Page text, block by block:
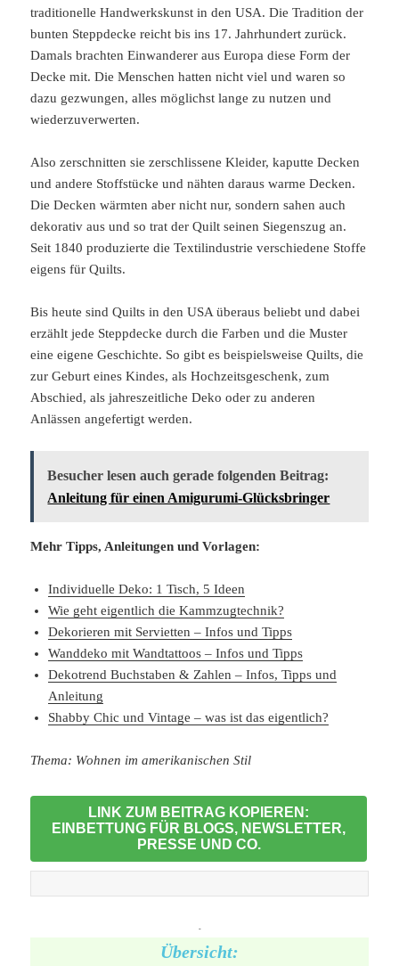
traditionelle Handwerkskunst in den USA. Die Tradition der
bunten Steppdecke reicht bis ins 17. Jahrhundert zurück.
Damals brachten Einwanderer aus Europa diese Form der
Decke mit. Die Menschen hatten nicht viel und waren so
dazu gezwungen, alles möglichst lange zu nutzen und
wiederzuverwerten.
Also zerschnitten sie zerschlissene Kleider, kaputte Decken
und andere Stoffstücke und nähten daraus warme Decken.
Die Decken wärmten aber nicht nur, sondern sahen auch
dekorativ aus und so trat der Quilt seinen Siegenszug an.
Seit 1840 produzierte die Textilindustrie verschiedene Stoffe
eigens für Quilts.
Bis heute sind Quilts in den USA überaus beliebt und dabei
erzählt jede Steppdecke durch die Farben und die Muster
eine eigene Geschichte. So gibt es beispielsweise Quilts, die
zur Geburt eines Kindes, als Hochzeitsgeschenk, zum
Abschied, als jahreszeitliche Deko oder zu anderen
Anlässen angefertigt werden.
Besucher lesen auch gerade folgenden Beitrag:
Anleitung für einen Amigurumi-Glücksbringer
Mehr Tipps, Anleitungen und Vorlagen:
Individuelle Deko: 1 Tisch, 5 Ideen
Wie geht eigentlich die Kammzugtechnik?
Dekorieren mit Servietten – Infos und Tipps
Wanddeko mit Wandtattoos – Infos und Tipps
Dekotrend Buchstaben & Zahlen – Infos, Tipps und
Anleitung
Shabby Chic und Vintage – was ist das eigentlich?
Thema: Wohnen im amerikanischen Stil
LINK ZUM BEITRAG KOPIEREN:
EINBETTUNG FÜR BLOGS, NEWSLETTER,
PRESSE UND CO.
-
Übersicht: